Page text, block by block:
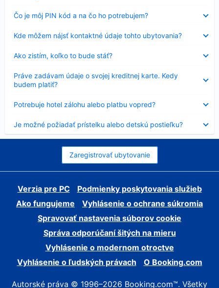
Čo je môj PIN kód a na čo ho potrebujem?
Nezobrazuje
sa
Kde môžem nájsť kontaktné údaje tohto ubytovania?
sa
Ako zistím, koľko to bude stáť?
sa
Práve zadávam údaje o svojej kreditnej karte. Kedy
budem platiť?
sa
Potrebuje hotel zálohu alebo platbu vopred?
sa
Je možné požiadať prístelku alebo detskú postieľku?
sa
Zaregistrovať ubytovanie
Verzia pre PC
Podmienky poskytovania služieb
Ako fungujeme
Vyhlásenie o ochrane súkromia
Spravovať nastavenia súborov cookie
Správa odporúčaní šitých na mieru
Vyhlásenie o modernom otroctve
Vyhlásenie o ľudských právach
O Booking.com
Autorské práva © 1996–2026 Booking.com™. Všetky